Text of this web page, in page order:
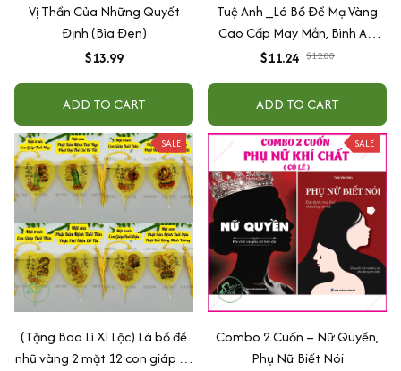
Vị Thần Của Những Quyết
Định (Bìa Đen)
$13.99
ADD TO CART
Tuệ Anh _Lá Bồ Đề Mạ Vàng
Cao Cấp May Mắn, Bình An,
Chiêu Tài Lộc
$11.24 $12.00
ADD TO CART
SALE
(Tặng Bao Lì Xì Lộc) Lá bồ đề
nhũ vàng 2 mặt 12 con giáp và
SALE
Combo 2 Cuốn – Nữ Quyền,
Phụ Nữ Biết Nói